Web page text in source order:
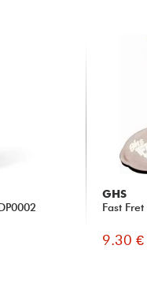
GHS
Fast Fret
9.30 €